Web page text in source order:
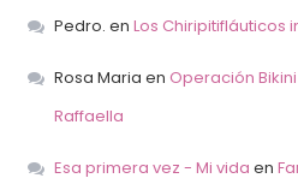
Pedro. en Los Chiripitifláuticos
Rosa Maria en Operación
Raffaella
Esa primera vez - Mi vida en